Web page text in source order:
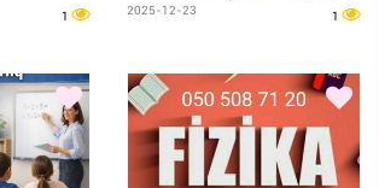
1 2025-12-23 1